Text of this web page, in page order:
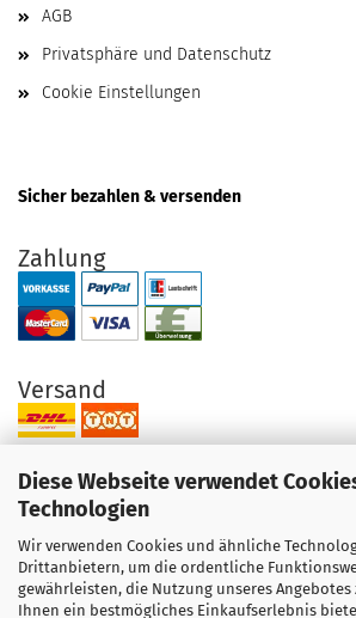
Diese Webseite verwendet
Technologien
Wir verwenden Cookies und ähnliche
Drittanbietern, um die ordentliche
gewährleisten, die Nutzung unseres
Ihnen ein bestmögliches Einkaufserlebnis
AGB
Privatsphäre und Datenschutz
Cookie Einstellungen
Sicher bezahlen & versenden
Zahlung
Versand
Ihre Vorteile bei uns
Original Produkte direkt vom Hersteller